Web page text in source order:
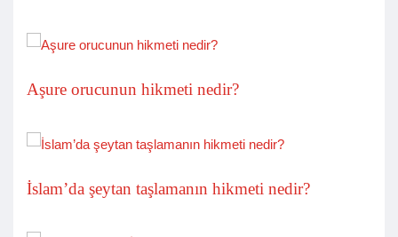
Aşure orucunun hikmeti nedir?
İslam’da şeytan taşlamanın hikmeti nedir?